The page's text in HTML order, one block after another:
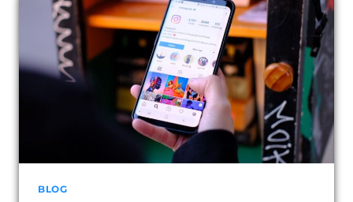
BOTÃO
CTA
E
POR
ELE
SEUS
BLOG